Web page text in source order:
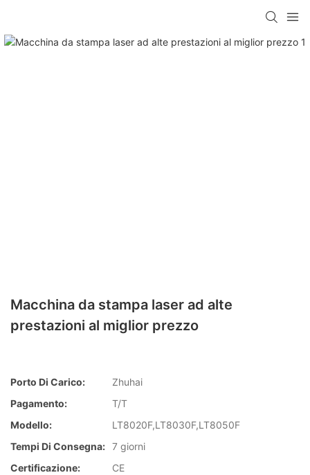
Macchina da stampa laser ad alte
prestazioni al miglior prezzo
Porto Di Carico:
Zhuhai
Pagamento:
T/T
Modello:
LT8020F,LT8030F,LT8050F
Tempi Di Consegna: 7 giorni
Certificazione:
CE